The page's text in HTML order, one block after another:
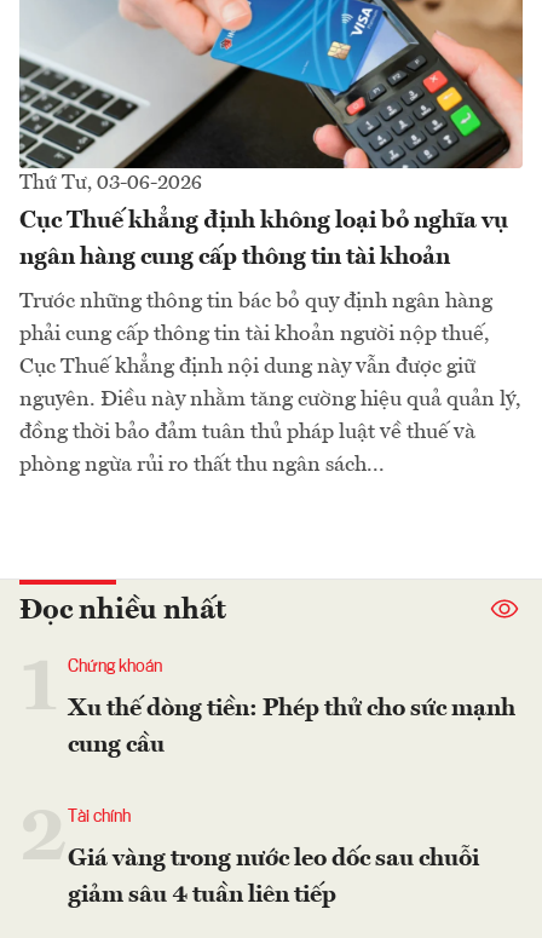
Thứ Tư, 03-06-2026
Cục Thuế khẳng định không loại bỏ nghĩa vụ
ngân hàng cung cấp thông tin tài khoản
Trước những thông tin bác bỏ quy định ngân hàng
phải cung cấp thông tin tài khoản người nộp thuế,
Cục Thuế khẳng định nội dung này vẫn được giữ
nguyên. Điều này nhằm tăng cường hiệu quả quản lý,
đồng thời bảo đảm tuân thủ pháp luật về thuế và
phòng ngừa rủi ro thất thu ngân sách...
Đọc nhiều nhất
Chứng khoán
Xu thế dòng tiền: Phép thử cho sức mạnh
cung cầu
2 Tài chính
Giá vàng trong nước leo dốc sau chuỗi
giảm sâu 4 tuần liên tiếp